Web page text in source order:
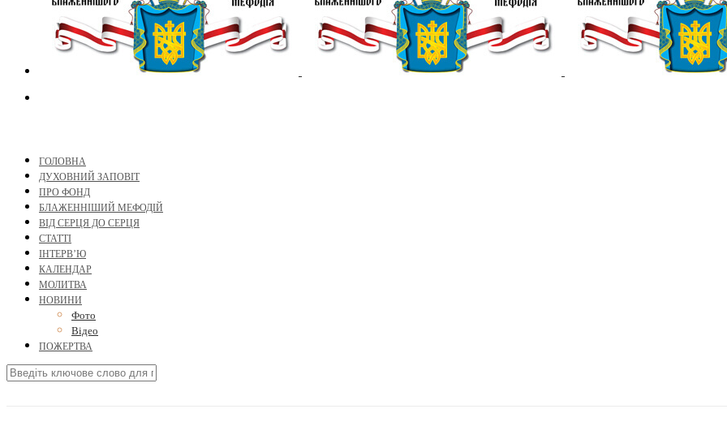
ГОЛОВНА
ДУХОВНИЙ ЗАПОВІТ
ПРО ФОНД
БЛАЖЕННІШИЙ МЕФОДІЙ
ВІД СЕРЦЯ ДО СЕРЦЯ
СТАТТІ
ІНТЕРВ’Ю
КАЛЕНДАР
МОЛИТВА
НОВИНИ
Фото
Відео
ПОЖЕРТВА